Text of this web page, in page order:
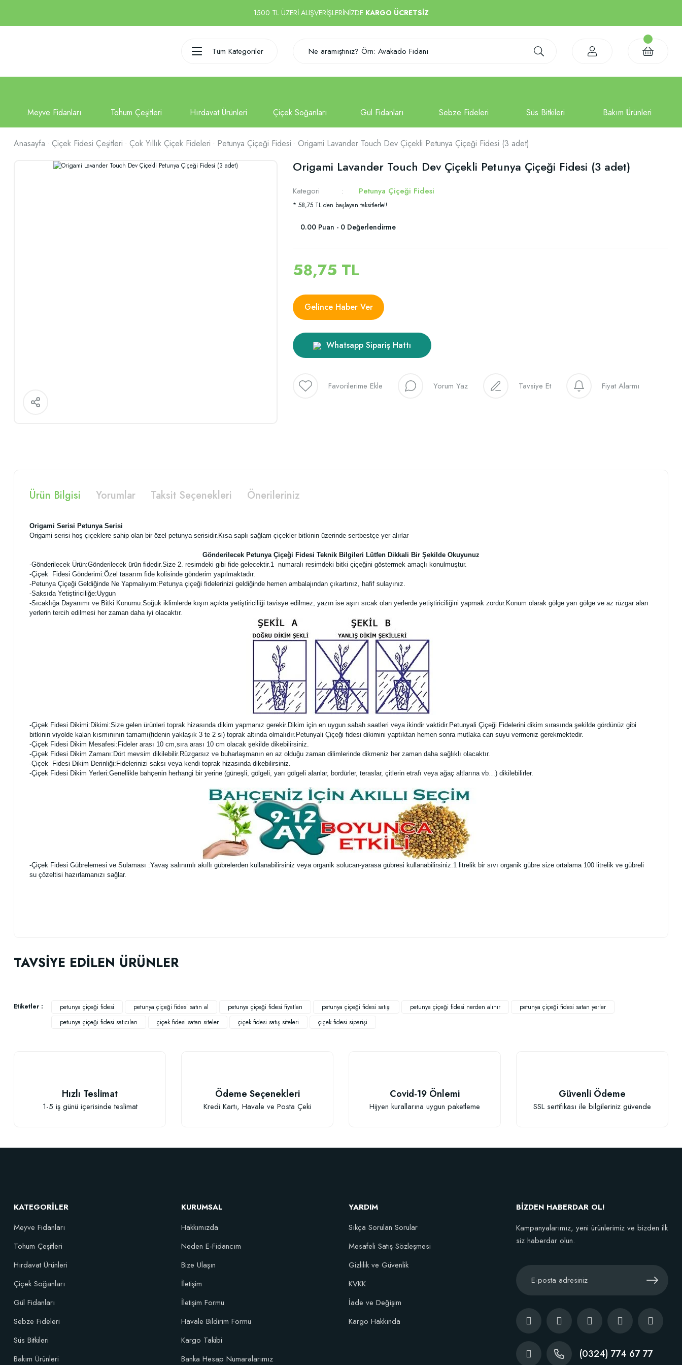
1500 TL ÜZERİ ALIŞVERİŞLERİNİZDE KARGO ÜCRETSİZ
Tüm Kategoriler
Anasayfa Çiçek Fidesi Çeşitleri Çok Yıllık Çiçek Fideleri Petunya Çiçeği Fidesi Origami Lavander Touch Dev Çiçekli Petunya Çiçeği Fidesi (3 adet)
Origami Lavander Touch Dev Çiçekli Petunya Çiçeği Fidesi (3 adet)
Kategori Petunya Çiçeği Fidesi
* 58,75 TL den başlayan taksitlerle!!
0.00 Puan - 0 Değerlendirme
58,75 TL
Gelince Haber Ver
Whatsapp Sipariş Hattı
Yorum Yaz Tavsiye Et Fiyat Alarmı
Ürün Bilgisi Yorumlar Taksit Seçenekleri Önerileriniz
Origami Serisi Petunya Serisi
Origami serisi hoş çiçeklere sahip olan bir özel petunya serisidir.Kısa saplı sağlam çiçekler bitkinin üzerinde sertbestçe yer alırlar
Gönderilecek Petunya Çiçeği Fidesi Teknik Bilgileri Lütfen Dikkali Bir Şekilde Okuyunuz
-Gönderilecek Ürün:Gönderilecek ürün fidedir.Size 2. resimdeki gibi fide gelecektir.1 numaralı resimdeki bitki çiçeğini göstermek amaçlı konulmuştur.
-Çiçek Fidesi Gönderimi:Özel tasarım fide kolisinde gönderim yapılmaktadır.
-Petunya Çiçeği Geldiğinde Ne Yapmalıyım:Petunya çiçeği fidelerinizi geldiğinde hemen ambalajından çıkartınız, hafif sulayınız.
-Saksıda Yetiştiriciliğe:Uygun
-Sıcaklığa Dayanımı ve Bitki Konumu:Soğuk iklimlerde kışın açıkta yetiştiriciliği tavisye edilmez, yazın ise aşırı sıcak olan yerlerde yetiştiriciliğini yapmak zordur.Konum olarak gölge yarı gölge ve az rüzgar alan
yerlerin tercih edilmesi her zaman daha iyi olacaktır.
-Çiçek Fidesi Dikimi: Dikimi:Size gelen ürünleri toprak hizasında dikim yapmanız gerekir.Dikim için en uygun sabah saatleri veya ikindir vaktidir.Petunyali Çiçeği Fidelerini dikim sırasında şekilde gördünüz gibi
bitkinin viyolde kalan kısmınının tamamı(fidenin yaklaşık 3 te 2 si) toprak altında olmalıdır.Petunyali Çiçeği fidesi dikimini yaptıktan hemen sonra mutlaka can suyu vermeniz gerekmektedir.
-Çiçek Fidesi Dikim Mesafesi:Fideler arası 10 cm,sıra arası 10 cm olacak şekilde dikebilirsiniz.
-Çiçek Fidesi Dikim Zamanı:Dört mevsim dikilebilir.Rüzgarsız ve buharlaşmanın en az olduğu zaman dilimlerinde dikmeniz her zaman daha sağlıklı olacaktır.
-Çiçek Fidesi Dikim Derinliği:Fidelerinizi saksı veya kendi toprak hizasında dikebilirsiniz.
-Çiçek Fidesi Dikim Yerleri:Genellikle bahçenin herhangi bir yerine (güneşli, gölgeli, yarı gölgeli alanlar, bordürler, teraslar, çitlerin etrafı veya ağaç altlarına vb…) dikilebilirler.
-Çiçek Fidesi Gübrelemesi ve Sulaması :Yavaş salınımlı akıllı gübrelerden kullanabilirsiniz veya organik solucan-yarasa gübresi kullanabilirsiniz.1 litrelik bir sıvı organik gübre size ortalama 100 litrelik ve gübreli
su çözeltisi hazırlamanızı sağlar.
Ürün bilgilerinde hatalar bulunuyor.
Ürün fiyatı diğer sitelerden daha pahalı.
TAVSİYE EDİLEN ÜRÜNLER
Etiketler : petunya çiçeği fidesi petunya çiçeği fidesi satın al petunya çiçeği fidesi fiyatları petunya çiçeği fidesi satışı petunya çiçeği fidesi nerden alınır
petunya çiçeği fidesi satan yerler
petunya çiçeği fidesi satıcıları
çiçek fidesi satan siteler çiçek fidesi satış siteleri çiçek fidesi siparişi
Hızlı Teslimat
1-5 iş günü içerisinde teslimat
Ödeme Seçenekleri
Kredi Kartı, Havale ve Posta Çeki
Covid-19 Önlemi
Hijyen kurallarına uygun paketleme
Güvenli Ödeme
SSL sertifikası ile bilgileriniz güvende
KATEGORİLER
Meyve Fidanları
Tohum Çeşitleri
Hırdavat Ürünleri
Çiçek Soğanları
Gül Fidanları
Sebze Fideleri
Süs Bitkileri
Bakım Ürünleri
KURUMSAL
Hakkımızda
Neden E-Fidancım
Bize Ulaşın
İletişim
İletişim Formu
Havale Bildirim Formu
Kargo Takibi
Banka Hesap Numaralarımız
YARDIM
Sıkça Sorulan Sorular
Mesafeli Satış Sözleşmesi
Gizlilik ve Güvenlik
KVKK
İade ve Değişim
Kargo Hakkında
BİZDEN HABERDAR OL!
Kampanyalarımız, yeni ürünlerimiz ve bizden ilk
siz haberdar olun.
(0324) 774 67 77